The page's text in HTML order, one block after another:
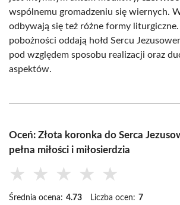
wspólnemu gromadzeniu się wiernych.
odbywają się też różne formy
pobożności oddają hołd Sercu
pod względem sposobu realizacji oraz
aspektów.
Oceń: Złota koronka do Serca
pełna miłości i miłosierdzia
★ ★ ★ ★ ★
Średnia ocena: 4.73 Liczba ocen: 7